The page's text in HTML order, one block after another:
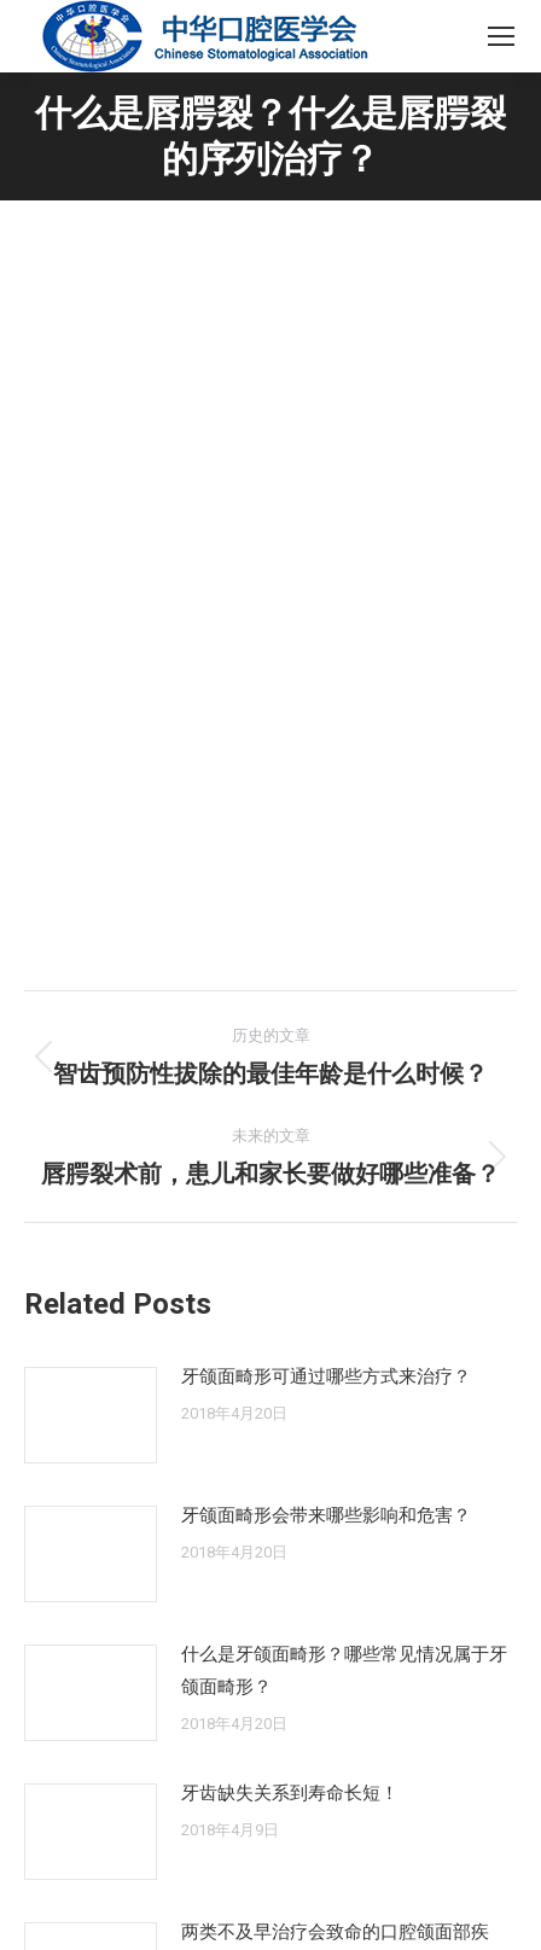
什么是唇腭裂？什么是唇腭裂
的序列治疗？
章
航
历史的文章
历
的
文
智齿预防性拔除的最佳年龄是什么时候？
未来的文章
未
唇腭裂术前，患儿和家长要做好哪些准备？
Related Posts
牙颌面畸形可通过哪些方式来治疗？
2018年4月20日
牙颌面畸形会带来哪些影响和危害？
2018年4月20日
什么是牙颌面畸形？哪些常见情况属于牙
颌面畸形？
2018年4月20日
牙齿缺失关系到寿命长短！
2018年4月9日
两类不及早治疗会致命的口腔颌面部疾